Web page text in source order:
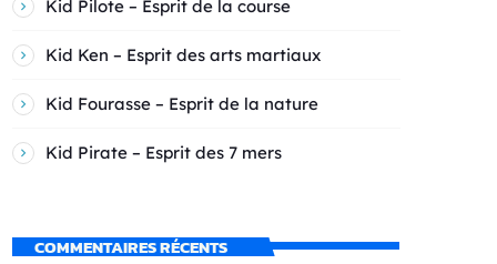
Kid Pilote – Esprit de la course
Kid Ken – Esprit des arts martiaux
Kid Fourasse – Esprit de la nature
Kid Pirate – Esprit des 7 mers
COMMENTAIRES RÉCENTS